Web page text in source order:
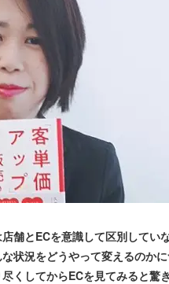
舗とECを意識して区別してい
状況をどうやって変えるのか
くしてからECを見てみると驚